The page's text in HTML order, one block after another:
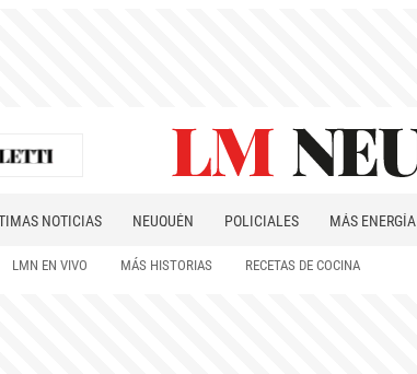
NOTICIAS NEUQUÉN POLICIALES MÁS ENERGÍA
LMN EN VIVO MÁS HISTORIAS RECETAS DE COCINA